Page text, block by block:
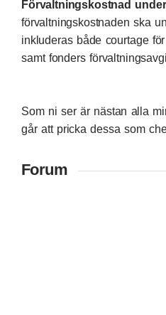
Förvaltningskostnad
förvaltningskostnaden ska
inkluderas både courtage
samt fonders
Som ni ser är nästan alla
går att pricka dessa som
Forum